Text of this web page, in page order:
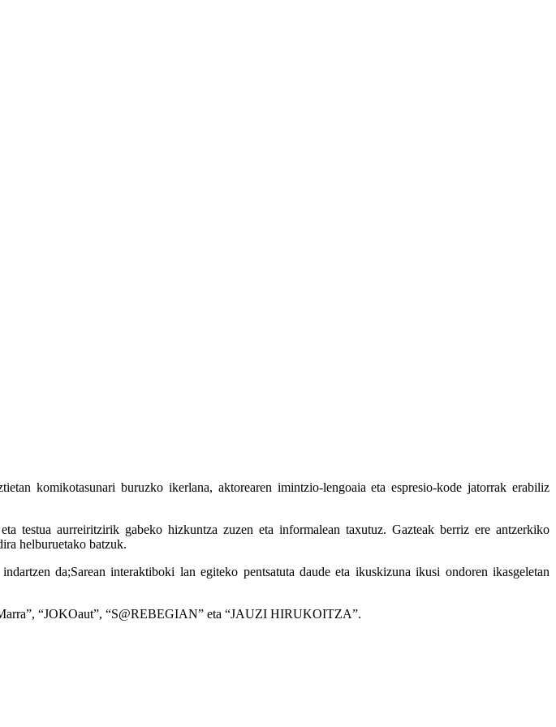
komikotasunari buruzko ikerlana, aktorearen imintzio-lengoaia eta espresio-kode jatorrak erabiliz
testua aurreiritzirik gabeko hizkuntza zuzen eta informalean taxutuz. Gazteak berriz ere antzerkiko
helburuetako batzuk.
da;Sarean interaktiboki lan egiteko pentsatuta daude eta ikuskizuna ikusi ondoren ikasgeletan
“JOKOaut”, “S@REBEGIAN” eta “JAUZI HIRUKOITZA”.